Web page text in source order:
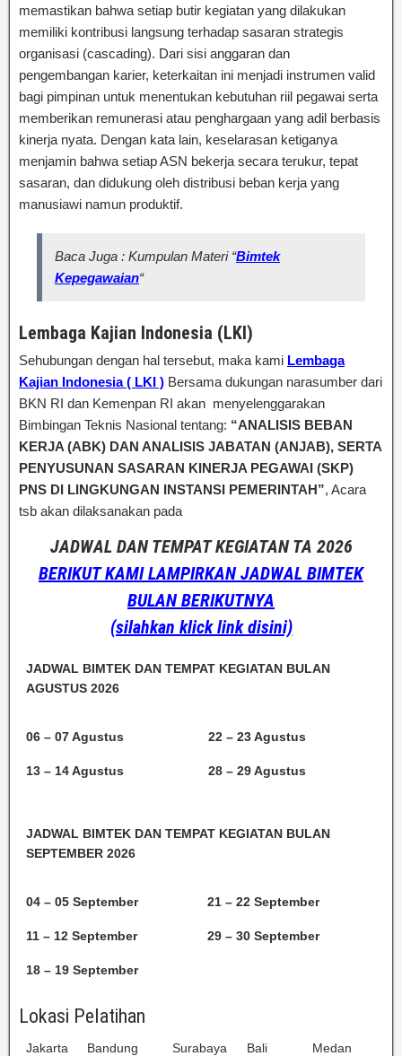
memastikan bahwa setiap butir kegiatan yang dilakukan
memiliki kontribusi langsung terhadap sasaran strategis
organisasi (cascading). Dari sisi anggaran dan
pengembangan karier, keterkaitan ini menjadi instrumen valid
bagi pimpinan untuk menentukan kebutuhan riil pegawai serta
memberikan remunerasi atau penghargaan yang adil berbasis
kinerja nyata. Dengan kata lain, keselarasan ketiganya
menjamin bahwa setiap ASN bekerja secara terukur, tepat
sasaran, dan didukung oleh distribusi beban kerja yang
manusiawi namun produktif.
Baca Juga : Kumpulan Materi “Bimtek
Kepegawaian“
Lembaga Kajian Indonesia (LKI)
Sehubungan dengan hal tersebut, maka kami Lembaga
Kajian Indonesia ( LKI ) Bersama dukungan narasumber dari
BKN RI dan Kemenpan RI akan menyelenggarakan
Bimbingan Teknis Nasional tentang: “ANALISIS BEBAN
KERJA (ABK) DAN ANALISIS JABATAN (ANJAB), SERTA
PENYUSUNAN SASARAN KINERJA PEGAWAI (SKP)
PNS DI LINGKUNGAN INSTANSI PEMERINTAH”, Acara
tsb akan dilaksanakan pada
JADWAL DAN TEMPAT KEGIATAN TA 2026
BERIKUT KAMI LAMPIRKAN JADWAL BIMTEK
BULAN BERIKUTNYA
(silahkan klick link disini)
JADWAL BIMTEK DAN TEMPAT KEGIATAN BULAN
AGUSTUS 2026
06 – 07 Agustus 22 – 23 Agustus
13 – 14 Agustus 28 – 29 Agustus
JADWAL BIMTEK DAN TEMPAT KEGIATAN BULAN
SEPTEMBER 2026
04 – 05 September 21 – 22 September
11 – 12 September 29 – 30 September
18 – 19 September
Lokasi Pelatihan
Jakarta Bandung Surabaya Bali Medan